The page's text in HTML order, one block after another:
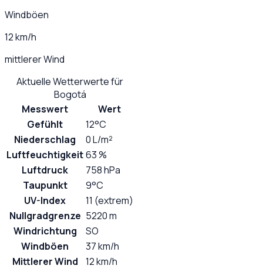
Windböen
12 km/h
mittlerer Wind
Aktuelle Wetterwerte für
Bogotá
Messwert
Wert
Gefühlt
12°C
Niederschlag
0 L/m²
Luftfeuchtigkeit63 %
Luftdruck
758 hPa
Taupunkt
9°C
UV-Index
11 (extrem)
Nullgradgrenze 5220 m
Windrichtung
SO
Windböen
37 km/h
Mittlerer Wind
12 km/h